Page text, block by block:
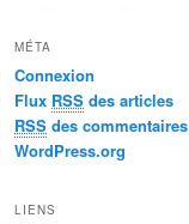
MÉTA
Connexion
Flux RSS des articles
RSS des commentaires
WordPress.org
LIENS